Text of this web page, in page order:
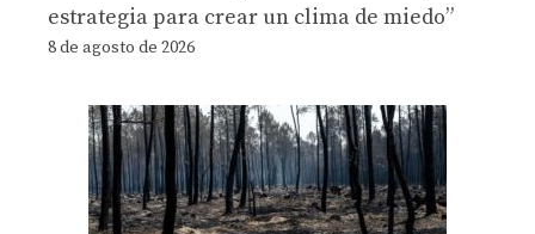
estrategia para crear un clima de miedo”
8 de agosto de 2026